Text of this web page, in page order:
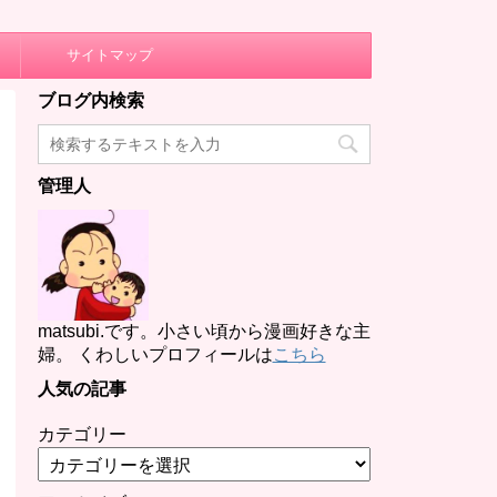
サイトマップ
ブログ内検索
管理人
matsubi.です。小さい頃から漫画好きな主
婦。 くわしいプロフィールはこちら
人気の記事
カテゴリー